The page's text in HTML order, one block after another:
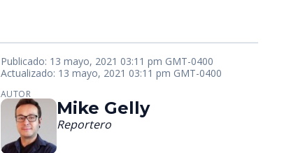
Publicado: 13 mayo, 2021 03:11 pm GMT-0400
Actualizado: 13 mayo, 2021 03:11 pm GMT-0400
AUTOR
Mike Gelly
Reportero